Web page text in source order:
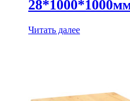
Читать далее